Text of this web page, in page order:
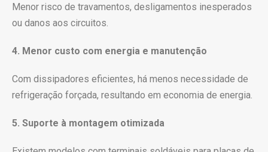
Menor risco de travamentos, desligamentos inesperados
ou danos aos circuitos.
4. Menor custo com energia e manutenção
Com dissipadores eficientes, há menos necessidade de
refrigeração forçada, resultando em economia de energia.
5. Suporte à montagem otimizada